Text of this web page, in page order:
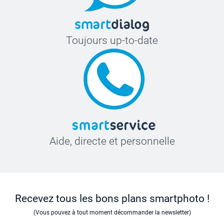
Toujours up-to-date
Aide, directe et personnelle
Recevez tous les bons plans smartphoto !
(Vous pouvez à tout moment décommander la newsletter)